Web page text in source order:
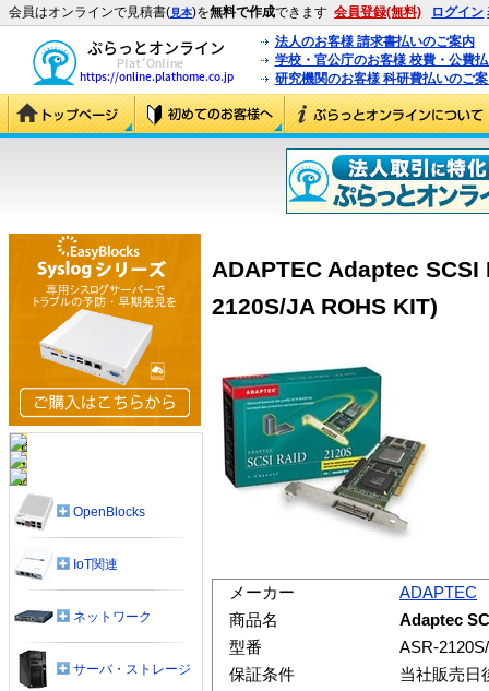
会員はオンラインで見積書(見本)を無料で作成できます 会員登録(無料) ログイン
法人のお客様 請求書払いのご案内
学校・官公庁のお客様 校費・公費
研究機関のお客様 科研費払いのご
ADAPTEC Adaptec SCSI
2120S/JA ROHS KIT)
メーカー
ADAPTEC
商品名
Adaptec
型番
ASR-
保証条件
当社販売日
OpenBlocks
IoT関連
ネットワーク
サーバ・ストレージ